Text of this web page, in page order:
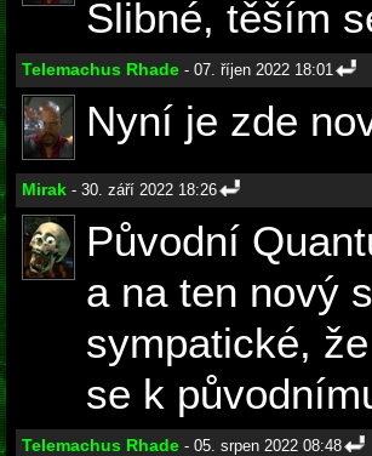
Slibné, těším
Telemachus Rhade - 07. říjen 2022 18:01
Nyní je zde
Mirak - 30. září 2022 18:26
Původní
a na ten nový
sympatické,
se k
Telemachus Rhade - 05. srpen 2022 08:48